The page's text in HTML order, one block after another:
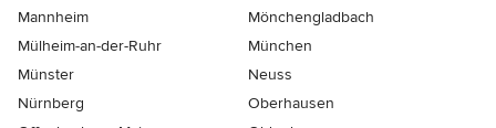
Mannheim
Mönchen­gladbach
Mülheim-an-der-Ruhr
München
Münster
Neuss
Nürnberg
Oberhausen